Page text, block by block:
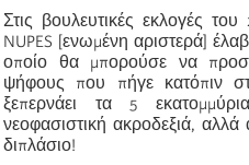
Στις βουλευτικές εκλογές
NUPES [ενωμένη αριστερά]
οποίο θα μπορούσε να
ψήφους που πήγε κατόπιν
ξεπερνάει τα 5
νεοφασιστική ακροδεξιά,
διπλάσιο!